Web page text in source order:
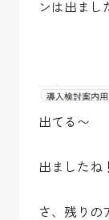
ンは出まし
出てる〜
出ましたね
さ、残りの